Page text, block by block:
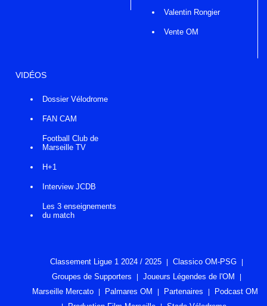
Valentin Rongier
Vente OM
VIDÉOS
Dossier Vélodrome
FAN CAM
Football Club de
Marseille TV
H+1
Interview JCDB
Les 3 enseignements
du match
Classement Ligue 1 2024 / 2025
Classico OM-PSG
Groupes de Supporters
Joueurs Légendes de l'OM
Marseille Mercato
Palmares OM Partenaires
Podcast OM